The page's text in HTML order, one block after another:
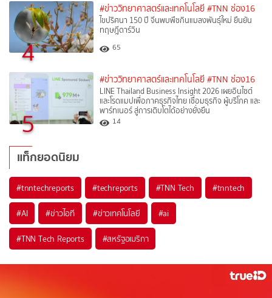
4
#ข่าววิทยาศาสตร์และเทคโนโลยี #TNN ช่อง16
ไขปริศนา 150 ปี จีนพบพืชกินแมลงพันธุ์ใหม่ ยืนยัน
ทฤษฎีดาร์วิน
65
5
#ข่าววิทยาศาสตร์และเทคโนโลยี #TNN ช่อง16
LINE Thailand Business Insight 2026 เผยอินไซต์
และโรดแมปเพื่อภาคธุรกิจไทย เชื่อมธุรกิจ ผู้บริโภค และ
พาร์ทเนอร์ สู่การเติบโตได้อย่างยั่งยืน
14
แท็กยอดนิยม
#tnntechreports #techreports #TNN Tech #tnntech
#AI #ข่าวไอที #ข่าวเทคโนโลยี #ai
#TNN Tech Reports #สหรัฐอเมริกา